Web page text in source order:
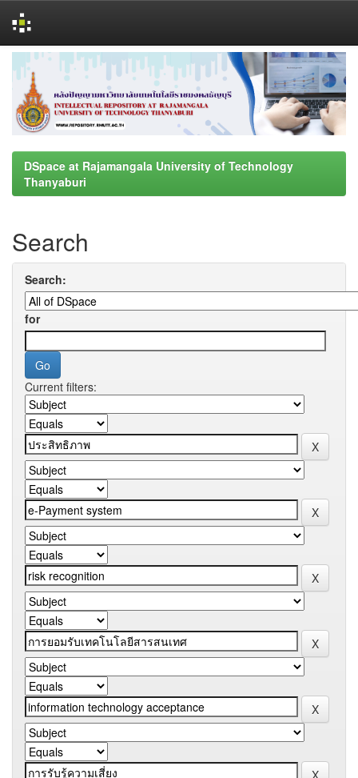
navigation
DSpace at Rajamangala University of Technology
Thanyaburi
Search
Search:
for
Current filters: